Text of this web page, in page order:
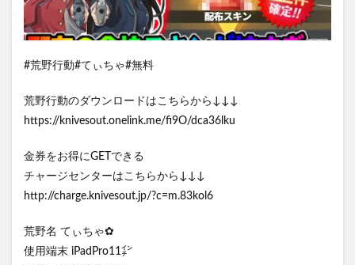
#荒野行動#てぃちゃ#無料
荒野行動のダウンロードはこちらから↓↓↓
https://knivesout.onelink.me/fi9O/dca36lku
金券をお得にGETできる
チャージセンターはこちらから↓↓↓
http://charge.knivesout.jp/?c=m.83kol6
荒野名 てぃちゃ✿
使用端末 iPadPro11㌅